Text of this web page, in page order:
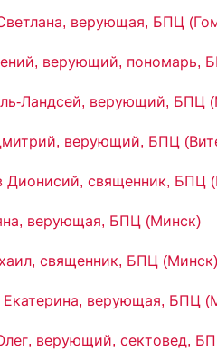
верующая, БПЦ
верующий, пономарь,
Ландсей, верующий, БПЦ
верующий, БПЦ
Дионисий, священник, БПЦ
верующая, БПЦ (Минск)
священник, БПЦ (Минск)
Екатерина, верующая, БПЦ
верующий, сектовед,